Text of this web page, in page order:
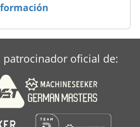
patrocinador oficial de: